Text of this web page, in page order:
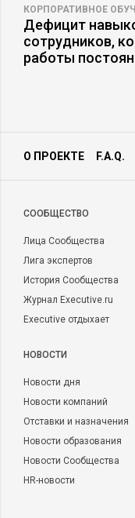
КОРПОРАТИВНОЕ
Дефицит
сотрудников,
работы
О ПРОЕКТЕ F.A.Q.
CООБЩЕСТВО
Лица Сообщества
Лига экспертов
История Сообщества
Журнал Executive.ru
Executive отдыхает
НОВОСТИ
Новости дня
Новости компаний
Отставки и назначения
Новости образования
Новости Сообщества
HR-новости